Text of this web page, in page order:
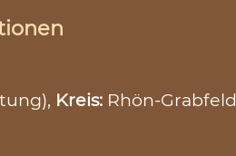
Kreis: Rhön-Grabfeld